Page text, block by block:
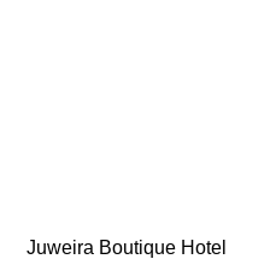
Juweira Boutique Hotel